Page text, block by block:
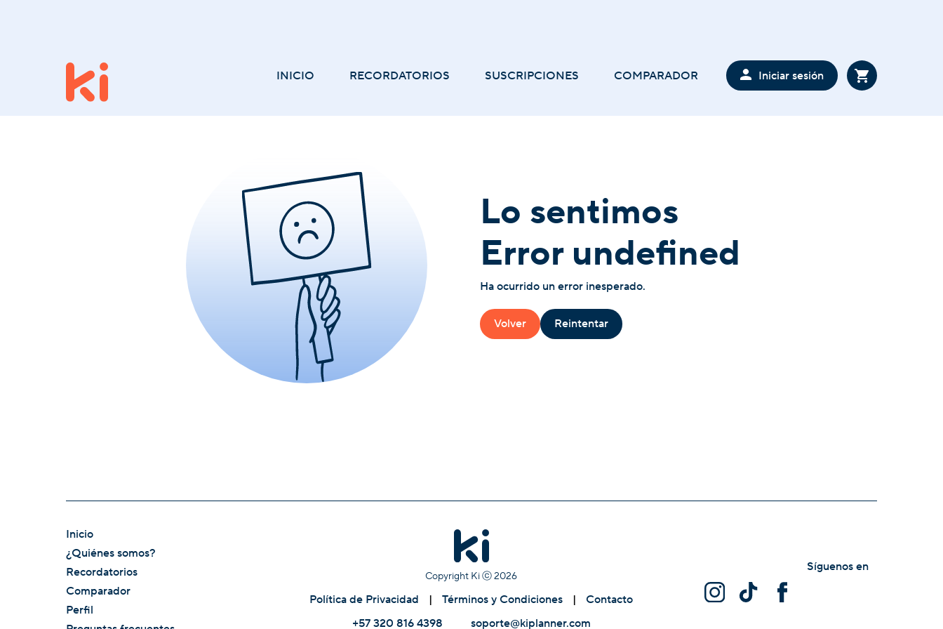
INICIO RECORDATORIOS SUSCRIPCIONES COMPARADOR Iniciar sesión
Lo sentimos
Error undefined
Ha ocurrido un error inesperado.
Volver Reintentar
Inicio
¿Quiénes somos?
Recordatorios
Comparador
Perfil
Copyright Ki ⓒ2026
Política de Privacidad | Términos y Condiciones |
Contacto
+57 320 816 4398
soporte@kiplanner.com
Síguenos en